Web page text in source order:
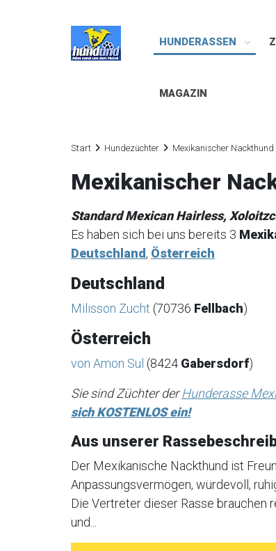
HUNDERASSEN
MAGAZIN
Start Hundezüchter Mexikanischer Nackthund
Mexikanischer
Standard Mexican Hairless,
Es haben sich bei uns bereits 3
Deutschland, Österreich
Deutschland
Milisson Zucht (70736 Fellbach)
Österreich
von Amon Sul (8424 Gabersdorf)
Sie sind Züchter derHunderasse
sich KOSTENLOS ein!
Aus unserer
Der Mexikanische Nackthund ist
Anpassungsvermögen, würdevoll,
Die Vertreter dieser Rasse brauchen
und...